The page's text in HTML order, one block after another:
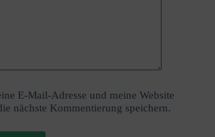
E-Mail-Adresse und meine Website
nächste Kommentierung speichern.